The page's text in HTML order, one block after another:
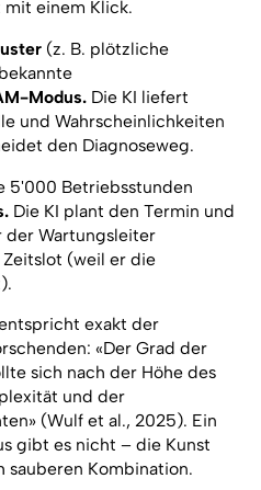
einem Klick.
(z. B. plötzliche
Modus.Die KI liefert
und Wahrscheinlichkeiten
den Diagnoseweg.
5'000 Betriebsstunden
Die KI plant den Termin und
der Wartungsleiter
(weil er die
exakt der
«Der Grad der
sich nach der Höhe des
und der
(Wulf et al., 2025). Ein
gibt es nicht – die Kunst
Kombination.